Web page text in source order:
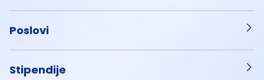
Poslovi
Stipendije